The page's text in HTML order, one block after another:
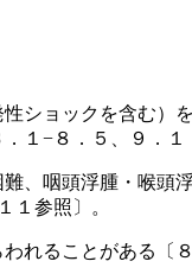
ョックを含む）
１−８．５、９．１
咽頭浮腫・喉頭
１参照〕。
ることがある〔